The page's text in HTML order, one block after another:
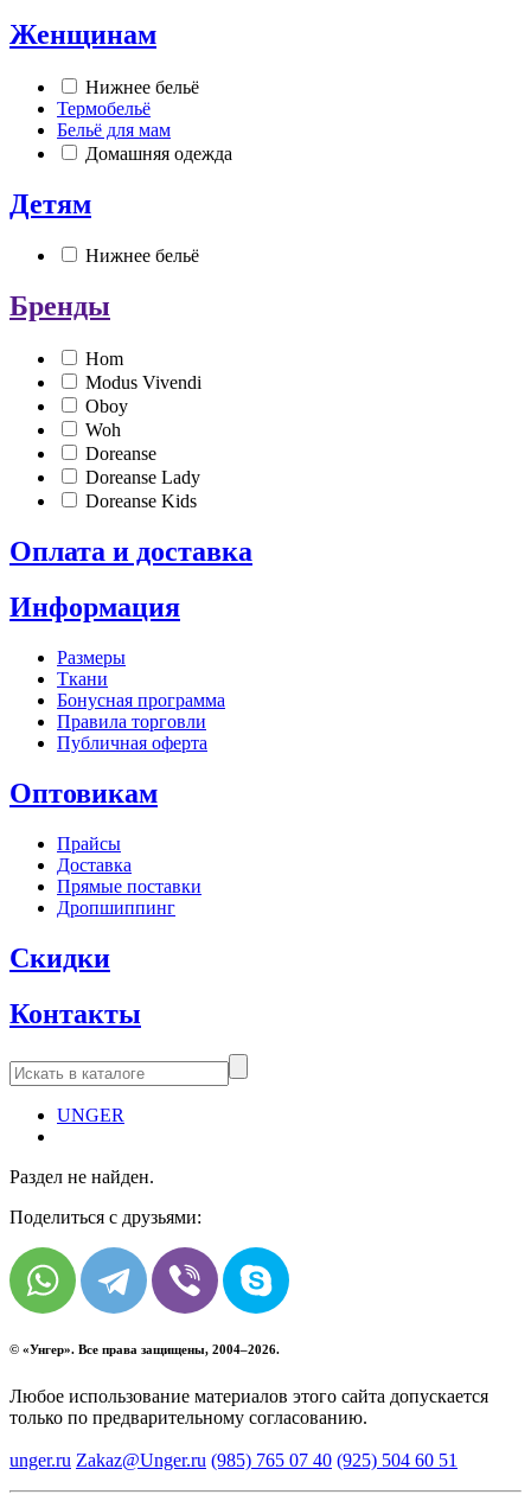
Женщинам
Нижнее бельё
Термобельё
Бельё для мам
Домашняя одежда
Детям
Нижнее бельё
Бренды
Hom
Modus Vivendi
Oboy
Woh
Doreanse
Doreanse Lady
Doreanse Kids
Оплата и доставка
Информация
Размеры
Ткани
Бонусная программа
Правила торговли
Публичная оферта
Оптовикам
Прайсы
Доставка
Прямые поставки
Дропшиппинг
Скидки
Контакты
UNGER
Раздел не найден.
Поделиться с друзьями:
© «Унгер». Все права защищены, 2004–2026.
Любое использование материалов этого сайта допускается
только по предварительному согласованию.
unger.ru Zakaz@Unger.ru (985) 765 07 40 (925) 504 60 51